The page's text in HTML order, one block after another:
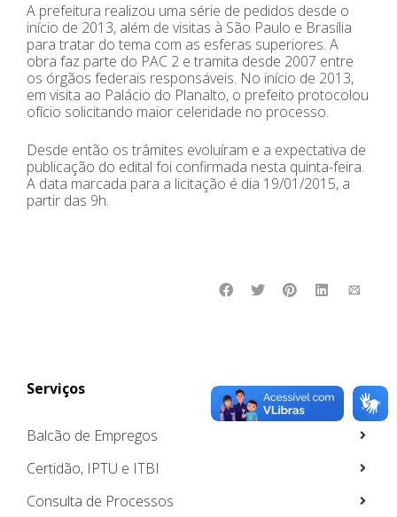
A prefeitura realizou uma série de pedidos desde o
início de 2013, além de visitas à São Paulo e Brasília
para tratar do tema com as esferas superiores. A
obra faz parte do PAC 2 e tramita desde 2007 entre
os órgãos federais responsáveis. No início de 2013,
em visita ao Palácio do Planalto, o prefeito protocolou
ofício solicitando maior celeridade no processo.
Desde então os trâmites evoluíram e a expectativa de
publicação do edital foi confirmada nesta quinta-feira.
A data marcada para a licitação é dia 19/01/2015, a
partir das 9h.
Serviços
Balcão de Empregos
Certidão, IPTU e ITBI
Consulta de Processos